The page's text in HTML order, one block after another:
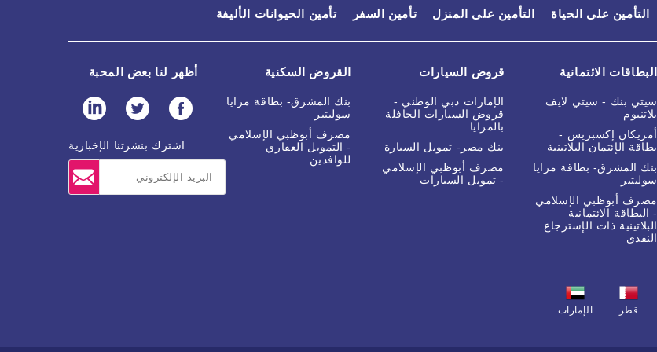
التأمين على الحياة التأمين على المنزل تأمين السفر تأمين الحيوانات الأليفة
البطاقات الائتمانية
سيتي بنك - سيتي لايف
بلاتنيوم
أمريكان إكسبريس -
بطاقة الإئتمان البلاتينية
بنك المشرق- بطاقة مزايا
سوليتير
مصرف أبوظبي الإسلامي
- البطاقة الائتمانية
البلاتينية ذات الإسترجاع
النقدي
قروض السيارات
الإمارات دبي الوطني -
قروض السيارات الحافلة
بالمزايا
بنك مصر- تمويل السيارة
مصرف أبوظبي الإسلامي
- تمويل السيارات
القروض السكنية
بنك المشرق- بطاقة مزايا
سوليتير
مصرف أبوظبي الإسلامي
- التمويل العقاري
للوافدين
أظهر لنا بعض المحبة
اشترك بنشرتنا الإخبارية
قطر الإمارات